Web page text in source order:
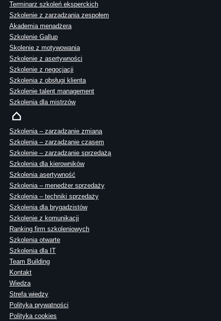
Terminarz szkoleń eksperckich
Szkolenie z zarządzania zespołem
Akademia menadżera
Szkolenie Gallup
Skolenie z motywowania
Szkolenie z asertywności
Szkolenie z negocjacji
Szkolenia z obsługi klienta
Szkolenie talent management
Szkolenia dla mistrzów
Szkolenia – zarządzanie zmianą
Szkolenia – zarządzanie czasem
Szkolenie – zarządzanie sprzedażą
Szkolenia dla kierowników
Szkolenia asertywność
Szkolenia – menedżer sprzedaży
Szkolenia – techniki sprzedaży
Szkolenia dla brygadzistów
Szkolenie z komunikacji
Ranking firm szkoleniowych
Szkolenia otwarte
Szkolenia dla IT
Team Building
Kontakt
Wiedza
Strefa wiedzy
Polityka prywatności
Polityka cookies